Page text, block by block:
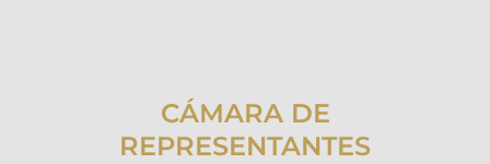
CÁMARA DE
REPRESENTANTES